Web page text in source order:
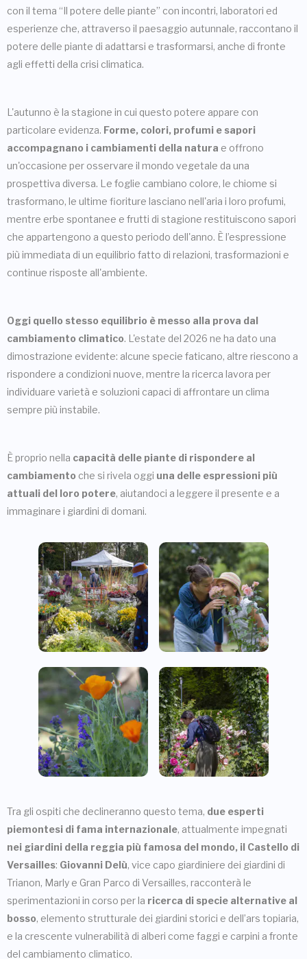
con il tema “Il potere delle piante” con incontri, laboratori ed
esperienze che, attraverso il paesaggio autunnale, raccontano il
potere delle piante di adattarsi e trasformarsi, anche di fronte
agli effetti della crisi climatica.
L'autunno è la stagione in cui questo potere appare con
particolare evidenza. Forme, colori, profumi e sapori
accompagnano i cambiamenti della natura e offrono
un'occasione per osservare il mondo vegetale da una
prospettiva diversa. Le foglie cambiano colore, le chiome si
trasformano, le ultime fioriture lasciano nell'aria i loro profumi,
mentre erbe spontanee e frutti di stagione restituiscono sapori
che appartengono a questo periodo dell'anno. È l’espressione
più immediata di un equilibrio fatto di relazioni, trasformazioni e
continue risposte all'ambiente.
Oggi quello stesso equilibrio è messo alla prova dal
cambiamento climatico. L'estate del 2026 ne ha dato una
dimostrazione evidente: alcune specie faticano, altre riescono a
rispondere a condizioni nuove, mentre la ricerca lavora per
individuare varietà e soluzioni capaci di affrontare un clima
sempre più instabile.
È proprio nella capacità delle piante di rispondere al
cambiamento che si rivela oggi una delle espressioni più
attuali del loro potere, aiutandoci a leggere il presente e a
immaginare i giardini di domani.
Tra gli ospiti che declineranno questo tema, due esperti
piemontesi di fama internazionale, attualmente impegnati
nei giardini della reggia più famosa del mondo, il Castello di
Versailles: Giovanni Delù, vice capo giardiniere dei giardini di
Trianon, Marly e Gran Parco di Versailles, racconterà le
sperimentazioni in corso per la ricerca di specie alternative al
bosso, elemento strutturale dei giardini storici e dell’ars topiaria,
e la crescente vulnerabilità di alberi come faggi e carpini a fronte
del cambiamento climatico.